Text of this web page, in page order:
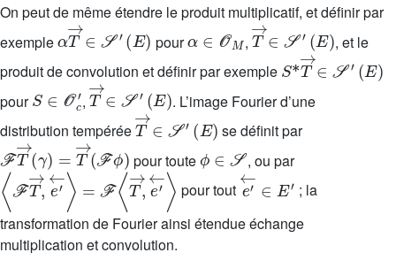
On peut de même étendre le produit multiplicatif, et définir par
exemple
αT→ 𝒮 )
pour ,
T→ 𝒮 )
, et le
produit de convolution et définir par exemple
T→ ∈ ′
pour ,
T→ 𝒮 )
. L’image Fourier d’une
distribution tempérée
T→ ∈ 𝒮 )
se définit par
ℱT→ γ T→ ℱ ϕ
pour toute
∈
, ou par
〈ℱ T→,e′←
=ℱ 〈T→,e 〉
pour tout
e′← E
; la
transformation de Fourier ainsi étendue échange
multiplication et convolution.